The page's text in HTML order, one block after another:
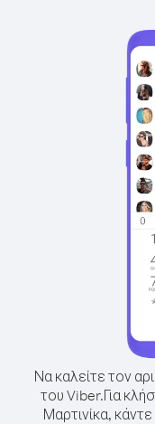
Να καλείτε τον
του Viber.Για
Μαρτινίκα,